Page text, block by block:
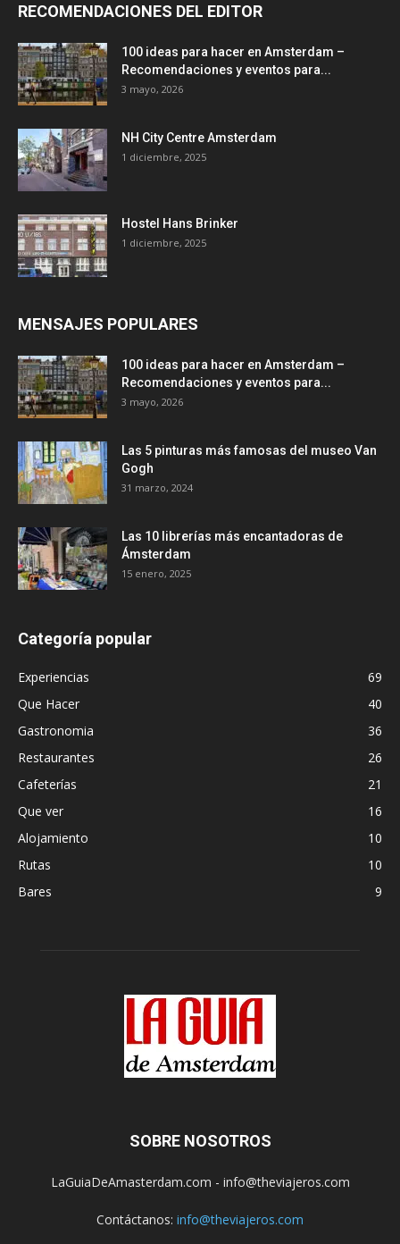
RECOMENDACIONES DEL EDITOR
100 ideas para hacer en Amsterdam –
Recomendaciones y eventos para...
3 mayo, 2026
NH City Centre Amsterdam
1 diciembre, 2025
Hostel Hans Brinker
1 diciembre, 2025
MENSAJES POPULARES
100 ideas para hacer en Amsterdam –
Recomendaciones y eventos para...
3 mayo, 2026
Las 5 pinturas más famosas del museo Van
Gogh
31 marzo, 2024
Las 10 librerías más encantadoras de
Ámsterdam
15 enero, 2025
Categoría popular
Experiencias
69
Que Hacer
40
Gastronomia
36
Restaurantes
26
Cafeterías
21
Que ver
16
Alojamiento
10
Rutas
10
Bares
9
SOBRE NOSOTROS
LaGuiaDeAmasterdam.com - info@theviajeros.com
Contáctanos: info@theviajeros.com